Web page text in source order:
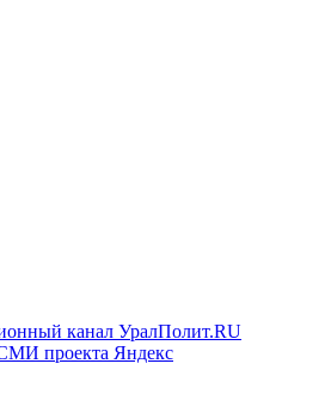
канал УралПолит.RU
проекта Яндекс